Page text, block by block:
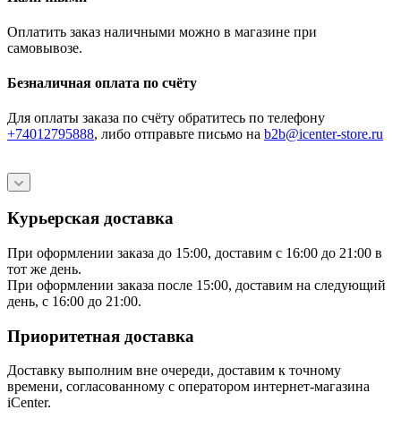
Оплатить заказ наличными можно в магазине при
самовывозе.
Безналичная оплата по счёту
Для оплаты заказа по счёту обратитесь по телефону
+74012795888, либо отправьте письмо на b2b@icenter-store.ru
Курьерская доставка
При оформлении заказа до 15:00, доставим с 16:00 до 21:00 в
тот же день.
При оформлении заказа после 15:00, доставим на следующий
день, с 16:00 до 21:00.
Приоритетная доставка
Доставку выполним вне очереди, доставим к точному
времени, согласованному с оператором интернет-магазина
iCenter.